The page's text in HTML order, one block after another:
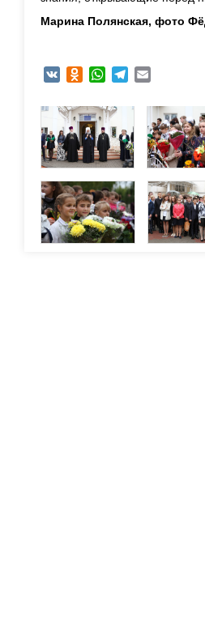
Марина Полянская, фото
VK Odnoklassniki
WhatsAppTelegram